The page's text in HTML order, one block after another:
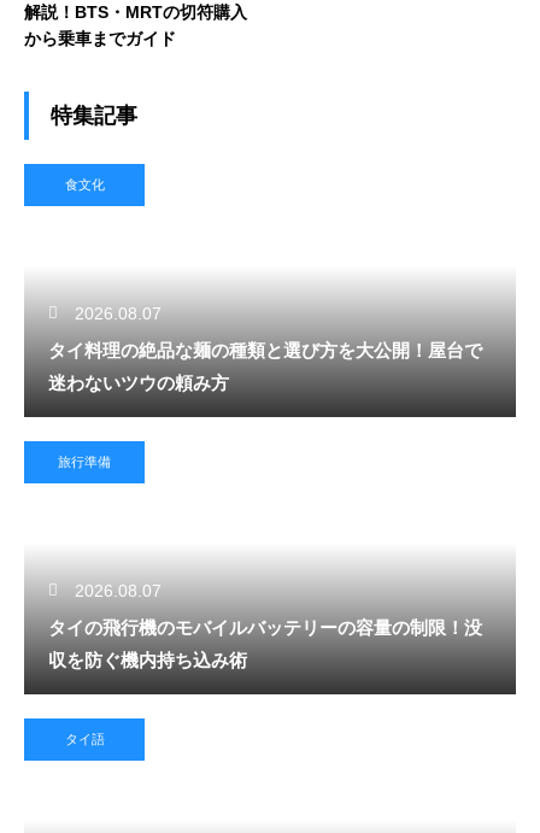
解説！BTS・MRTの切符購入
から乗車までガイド
特集記事
食文化
2026.08.07
タイ料理の絶品な麺の種類と選び方を大公開！屋台で
迷わないツウの頼み方
旅行準備
2026.08.07
タイの飛行機のモバイルバッテリーの容量の制限！没
収を防ぐ機内持ち込み術
タイ語